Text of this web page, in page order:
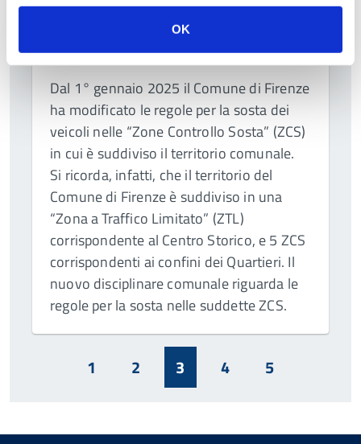
OK
Regole per la sosta dei veicoli nel
Comune di Firenze
Dal 1° gennaio 2025 il Comune di Firenze
ha modificato le regole per la sosta dei
veicoli nelle “Zone Controllo Sosta” (ZCS)
in cui è suddiviso il territorio comunale.
Si ricorda, infatti, che il territorio del
Comune di Firenze è suddiviso in una
“Zona a Traffico Limitato” (ZTL)
corrispondente al Centro Storico, e 5 ZCS
corrispondenti ai confini dei Quartieri. Il
nuovo disciplinare comunale riguarda le
regole per la sosta nelle suddette ZCS.
1 2 3 4 5